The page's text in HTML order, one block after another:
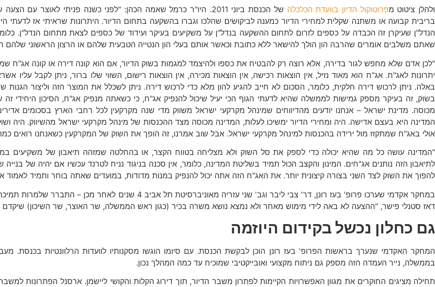
ולהלן ציטוט מפרוטוקול הדיון בוועדת הכלכלה
של הכנסת ביוני 2011. היו"ר כרמל שאמה הכהן: "לפני כשנה פניתי
בריבית קבועה או משתנה שקלית למחירי הדיור כמענה לביקושים שהלכו וגברו בהשקעה בתחום הדיור. היתרונות שראיתי אז לדעתי
הנדל"ן שעיקרן זה הכבדה על כספים לזרום לתחום ההשקעה בנדל"ן על משקיעים בעיקר ועידוד של כספים לצאת מתחום הנדל"ן.
שאתם משלבים אומרים שהרבה הון הולך להישאר ללא כתובת וכאשר אותם בעלי הון הנטייה הטבעית שלהם או הרצון הראשוני שלהם
"לכן אדם שלא מחפש לגור בדירה, אלא רוצה רק להבטיח את כספו ולהיצמד למגמות בשוק הדיור, אם הוא קונה דירה או קונה אג"ח
יתרונות לאג"ח. אג"ח הוא מאוד נזיל, אין הוצאות רכישה, אין הוצאות מכירה, אין הוצאות רישום, השווי שלו ברור, ניתן לקבל עליו
באלה. ניתן לרכוש דירה חלקית, כלומר, הסכום לא חייב להגיע להון מלא כדי לרכוש דירה. ניתן לשכלל את המוצר הזה וליצור הגנות
בשוק, זה בעיקר מספק גמישות לממשלה שהיא לדעתי הגוף הכי יעיל שיכול להנפיק אג"ח, כי כשאתה מנפיק אג"ח, הסיכון היחידי
מכוסה. מדינת ישראל – אנחנו יודעים מהדיווחים שמינהל מקרקעי ישראל משווק מדי שנה מקרקעין לכל רחבי הארץ בסכומים
המדינה היא בעצם אדישה. היה ומחירי הדיור ימשיכו לעלות, המדינה מכוסה מצד ההכנסות של מינהל מקרקעי ישראל מהשיווק. היה
אולי באג"ח שמתקזז מול ירידה בהכנסות למינהל מקרקעי ישראל. אבל שוב אמרנו, זה הופך את השוק של המקרקעין כשאנחנו רואים
"המדינה עושה כל מה שהיא יכולה כדי לספק את סל השוק ולא מצליחה בטווח הקצר, או בהחלטה שמזהה תיאבון של משקיעים
לתיאבון הזה נותנים אג"חים. המינון והקצב הכול תמיד בשליטת המדינה, כלומר, אין סכנה בניגוד נניח לטרנד עכשיו אם יהיה של
להפוך את השוק לצד השני בצורה קיצונית יותר. את האג"ח הזה אתה יכול להנפיק במנות מדודות, במועדים שאתה בוחר ותמיד לאמוד
במחקר אקדמי שערכו פרופ' בעז רונן, דר' צבי ליבר וגב' שני עזריה
דאז סטנלי פישר, "ההצעה לא באה לידי מימוש מאחר ולא נמצא נושא משרה בכיר (כגון ראש הממשלה, שר האוצר, שר השיכון)
גם כחלון נכשל בקידום היוזמה
המחקר האקדמי שנערך בראשות הפרופ' בעז רונן הוכן לבקשת הכנסת. עם סיומו הוגשו מסקנותיו לוועדות הרלוונטיות בכנסת.
בממשלה, נייר העמדה הזה מספק גם ניתוח מקצועי ואובייקטיבי שמוכיח עד כמה המהלך נכון.
תחילה מציגים החוקרים את מגוון האפשרויות הקיימות לפתרון משבר הדיור, תוך דירוג הקלות והקושי ליישמן. ארסנל הפתרונות